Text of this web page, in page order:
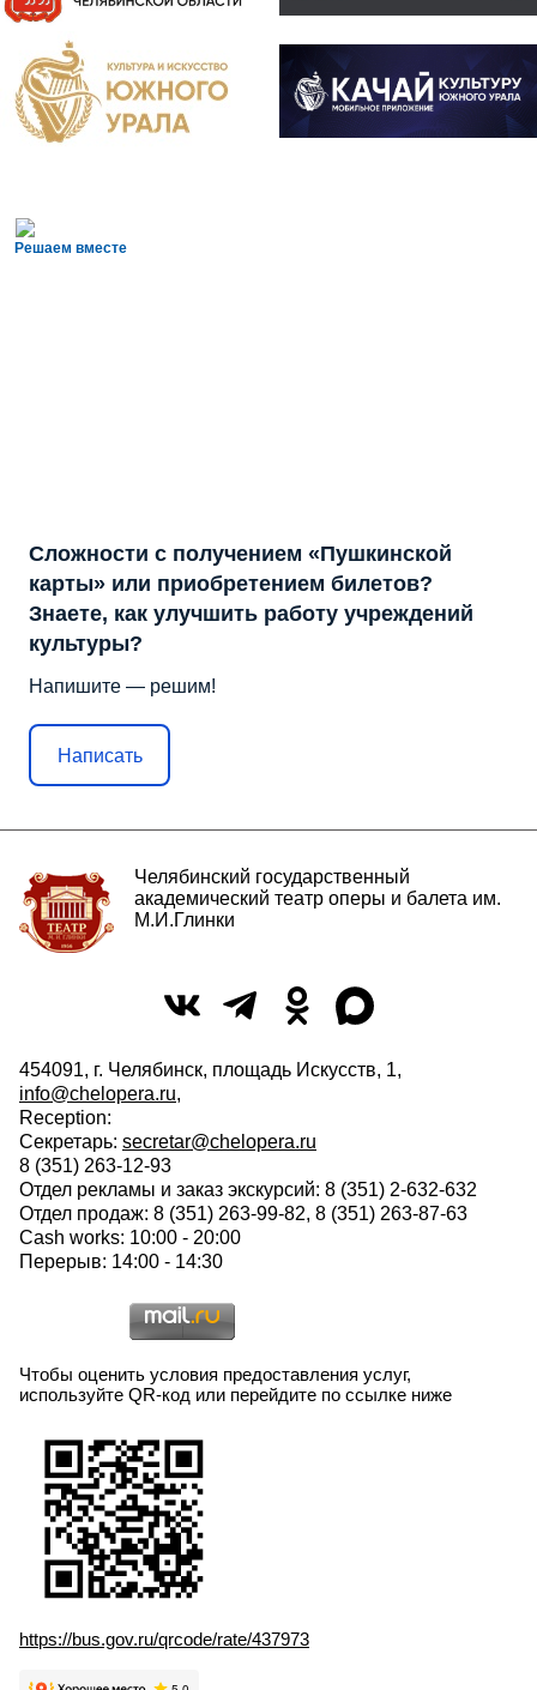
Решаем вместе
Сложности с получением «Пушкинской
карты» или приобретением билетов?
Знаете, как улучшить работу учреждений
культуры?
Напишите — решим!
Написать
Челябинский государственный
академический театр оперы и балета им.
М.И.Глинки
454091, г. Челябинск, площадь Искусств, 1,
info@chelopera.ru,
Reception:
Секретарь: secretar@chelopera.ru
8 (351) 263-12-93
Отдел рекламы и заказ экскурсий: 8 (351) 2-632-632
Отдел продаж: 8 (351) 263-99-82, 8 (351) 263-87-63
Cash works: 10:00 - 20:00
Перерыв: 14:00 - 14:30
Чтобы оценить условия предоставления услуг,
используйте QR-код или перейдите по ссылке ниже
https://bus.gov.ru/qrcode/rate/437973